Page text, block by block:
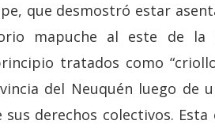
que desmostró estar
mapuche al este de la
tratados como
del Neuquén luego de
sus derechos colectivos.